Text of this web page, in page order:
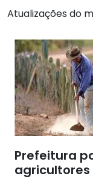
Atualizações do
Prefeitura